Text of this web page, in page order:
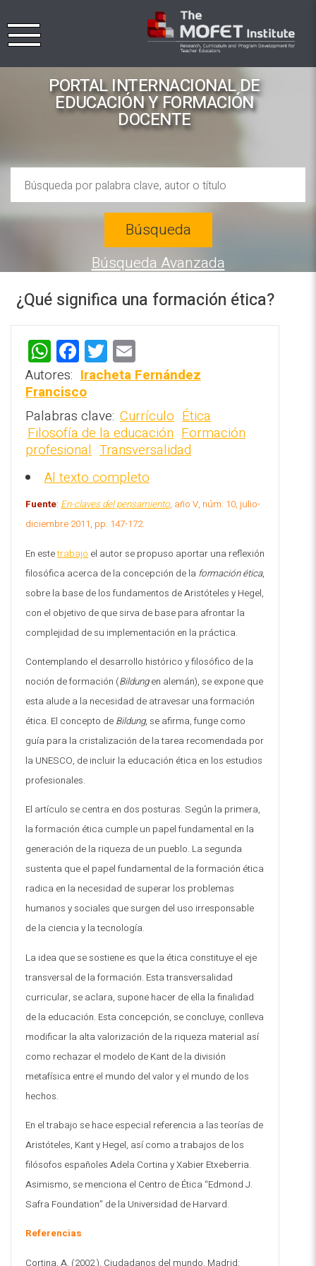
PORTAL INTERNACIONAL DE
EDUCACIÓN Y FORMACIÓN
DOCENTE
REPOSITORIO EN LÍNEA DE
CONTENIDOS ACADÉMICOS SOBRE
EDUCACIÓN Y FORMACIÓN DEL
PROFESORADO
Búsqueda
Búsqueda Avanzada
¿Qué significa una formación ética?
W
h
at
s
A
p
p
F
a
ce
b
o
o
k
T
wi
er
m
l
Autores: Iracheta Fernández
Francisco
Palabras clave: Currículo Ética
Filosofía de la educación Formación
profesional Transversalidad
Al texto completo
Fuente: En-claves del pensamiento, año V, núm. 10, julio-
diciembre 2011, pp. 147-172.
En estetrabajo el autor se propuso aportar una reflexión
filosófica acerca de la concepción de la formación ética,
sobre la base de los fundamentos de Aristóteles y Hegel,
con el objetivo de que sirva de base para afrontar la
complejidad de su implementación en la práctica.
Contemplando el desarrollo histórico y filosófico de la
noción de formación (Bildungen alemán), se expone que
esta alude a la necesidad de atravesar una formación
ética. El concepto de Bildung, se afirma, funge como
guía para la cristalización de la tarea recomendada por
la UNESCO, de incluir la educación ética en los estudios
profesionales.
El artículo se centra en dos posturas. Según la primera,
la formación ética cumple un papel fundamental en la
generación de la riqueza de un pueblo. La segunda
sustenta que el papel fundamental de la formación ética
radica en la necesidad de superar los problemas
humanos y sociales que surgen del uso irresponsable
de la ciencia y la tecnología.
La idea que se sostiene es que la ética constituye el eje
transversal de la formación. Esta transversalidad
curricular, se aclara, supone hacer de ella la finalidad
de la educación. Esta concepción, se concluye, conlleva
modificar la alta valorización de la riqueza material así
como rechazar el modelo de Kant de la división
metafísica entre el mundo del valor y el mundo de los
hechos.
En el trabajo se hace especial referencia a las teorías de
Aristóteles, Kant y Hegel, así como a trabajos de los
filósofos españoles Adela Cortina y Xabier Etxeberria.
Asimismo, se menciona el Centro de Ética “Edmond J.
Safra Foundation” de la Universidad de Harvard.
Referencias
Cortina, A. (2002 ). Ciudadanos del mundo. Madrid: